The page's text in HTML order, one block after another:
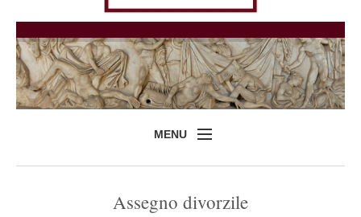
MENU
Assegno divorzile